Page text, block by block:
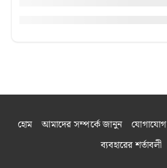
হোম আমাদের সম্পর্কে জানুন যোগাযোগ
ব্যবহারের শর্তাবলী